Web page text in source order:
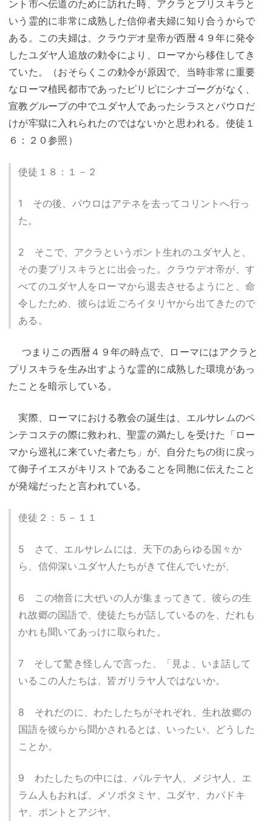
ント市へ伝道のために訪れた時、アクラとプリスキラと
いう霊的に非常に成熟した信仰者夫婦に知り合うからで
ある。この夫婦は、クラウデオ皇帝が西暦４９年に発令
したユダヤ人追放の勅令により、ローマから移住してき
ていた。（おそらくこの勅令が原因で、当時非常に重要
なローマ植民都市であったピリピにシナゴーグがなく、
宣教グループの中でユダヤ人であったシラスとパウロだ
けが牢獄に入れられたのではないかと思われる。使徒１
６：２０参照）
使徒１８：１－２
1 その後、パウロはアテネを去ってコリントへ行っ
た。
2 そこで、アクラというポント生れのユダヤ人と、
その妻プリスキラとに出会った。クラウデオ帝が、す
べてのユダヤ人をローマから退去させるようにと、命
令したため、彼らは近ごろイタリヤから出てきたので
ある。
つまりこの西暦４９年の時点で、ローマにはアクラと
プリスキラを生み出すような霊的に成熟した環境があっ
たことを暗示している。
実際、ローマにおける教会の誕生は、エルサレムのペ
ンテコステの際に救われ、聖霊の満たしを受けた「ロー
マから巡礼に来ていた者たち」が、自分たちの街に戻っ
て御子イエスがキリストであることを同胞に伝えたこと
が発端だったと言われている。
使徒２：５－１１
5 さて、エルサレムには、天下のあらゆる国々か
ら、信仰深いユダヤ人たちがきて住んでいたが、
6 この物音に大ぜいの人が集まってきて、彼らの生
れ故郷の国語で、使徒たちが話しているのを、だれも
かれも聞いてあっけに取られた。
7 そして驚き怪しんで言った、「見よ、いま話して
いるこの人たちは、皆ガリラヤ人ではないか。
8 それだのに、わたしたちがそれぞれ、生れ故郷の
国語を彼らから聞かされるとは、いったい、どうした
ことか。
9 わたしたちの中には、パルテヤ人、メジヤ人、エ
ラム人もおれば、メソポタミヤ、ユダヤ、カパドキ
ヤ、ポントとアジヤ、